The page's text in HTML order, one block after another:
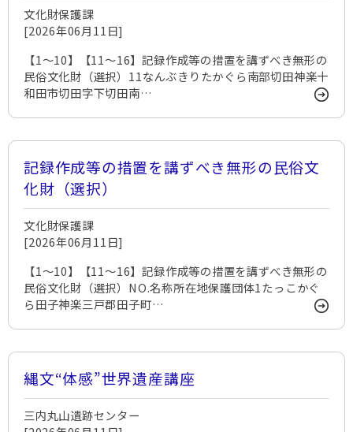
文化財保護課
[2026年06月11日]
【1～10】【11～16】記録作成等の措置を講ずべき無形の
民俗文化財（選択）11なんぶきりたかぐら南部切田神楽十
和田市切田字下切田南…
記録作成等の措置を講ずべき無形の民俗文
化財（選択）
文化財保護課
[2026年06月11日]
【1～10】【11～16】記録作成等の措置を講ずべき無形の
民俗文化財（選択）NO.名称所在地保護団体1たっこかぐ
ら田子神楽三戸郡田子町…
縄文“体感”世界遺産講座
三内丸山遺跡センター